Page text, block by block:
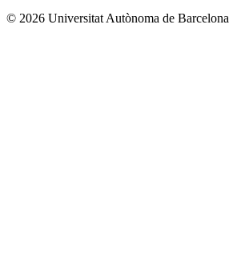
© 2026 Universitat Autònoma de Barcelona